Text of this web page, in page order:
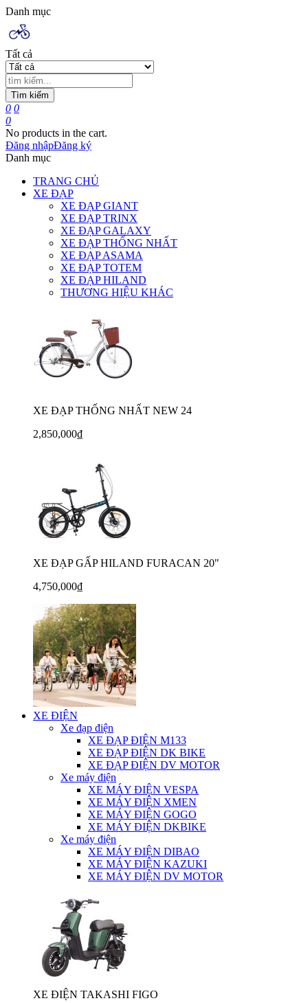
Danh mục
Tất cả
Tìm kiếm
0 0
0
No products in the cart.
Đăng nhậpĐăng ký
Danh mục
TRANG CHỦ
XE ĐẠP
XE ĐẠP GIANT
XE ĐẠP TRINX
XE ĐẠP GALAXY
XE ĐẠP THỐNG NHẤT
XE ĐẠP ASAMA
XE ĐẠP TOTEM
XE ĐẠP HILAND
THƯƠNG HIỆU KHÁC
XE ĐẠP THỐNG NHẤT NEW 24
2,850,000₫
XE ĐẠP GẤP HILAND FURACAN 20"
4,750,000₫
XE ĐIỆN
Xe đạp điện
XE ĐẠP ĐIỆN M133
XE ĐẠP ĐIỆN DK BIKE
XE ĐẠP ĐIỆN DV MOTOR
Xe máy điện
XE MÁY ĐIỆN VESPA
XE MÁY ĐIỆN XMEN
XE MÁY ĐIỆN GOGO
XE MÁY ĐIỆN DKBIKE
Xe máy điện
XE MÁY ĐIỆN DIBAO
XE MÁY ĐIỆN KAZUKI
XE MÁY ĐIỆN DV MOTOR
XE ĐIỆN TAKASHI FIGO